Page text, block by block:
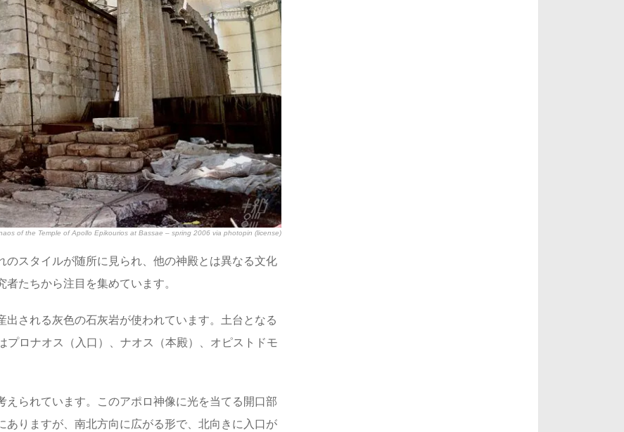
of the Temple of Apollo Epikourios at Bassae – spring 2006 via photopin (license)
のスタイルが随所に見られ、他の神殿とは異なる文化
たちから注目を集めています。
される灰色の石灰岩が使われています。土台となる
プロナオス（入口）、ナオス（本殿）、オピストドモ
られています。このアポロ神像に光を当てる開口部
ありますが、南北方向に広がる形で、北向きに入口が